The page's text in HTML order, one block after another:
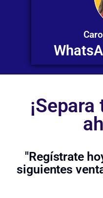
"Regístrate
siguientes